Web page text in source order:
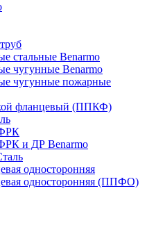
стальные Benarmo
чугунные Benarmo
чугунные пожарные
фланцевый (ППКФ)
и ДР Benarmo
односторонняя
односторонняя (ППФО)